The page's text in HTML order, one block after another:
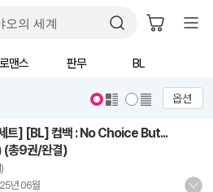
로맨스 판무 BL
옵션
트] [BL] 컴백 : No Choice But...
(총9권/완결)
년 06월